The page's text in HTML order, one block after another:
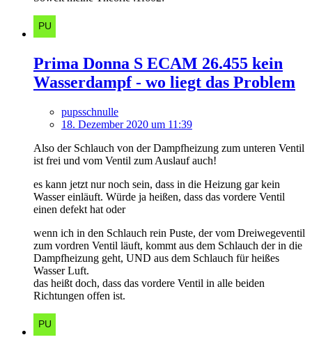
Prima Donna S ECAM 26.455 kein
Wasserdampf - wo liegt das Problem
pupsschnulle
18. Dezember 2020 um 11:39
Also der Schlauch von der Dampfheizung zum unteren Ventil
ist frei und vom Ventil zum Auslauf auch!
es kann jetzt nur noch sein, dass in die Heizung gar kein
Wasser einläuft. Würde ja heißen, dass das vordere Ventil
einen defekt hat oder
wenn ich in den Schlauch rein Puste, der vom Dreiwegeventil
zum vordren Ventil läuft, kommt aus dem Schlauch der in die
Dampfheizung geht, UND aus dem Schlauch für heißes
Wasser Luft.
das heißt doch, dass das vordere Ventil in alle beiden
Richtungen offen ist.